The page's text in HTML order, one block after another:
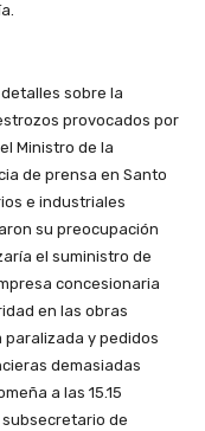
detalles sobre la
provocados por
Ministro de la
de prensa en Santo
e industriales
su preocupación
el suministro de
concesionaria
en las obras
y pedidos
demasiadas
a las 15.15
de